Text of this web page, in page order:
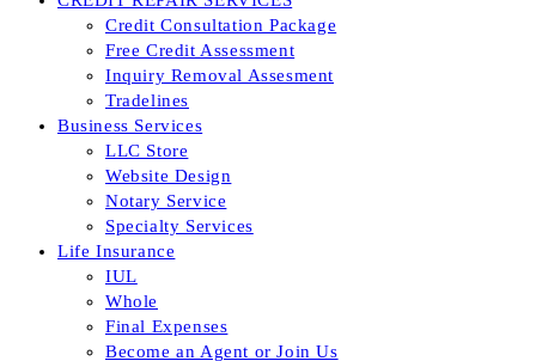
Credit Consultation Package
Free Credit Assessment
Inquiry Removal Assesment
Tradelines
Business Services
LLC Store
Website Design
Notary Service
Specialty Services
Life Insurance
IUL
Whole
Final Expenses
Become an Agent or Join Us